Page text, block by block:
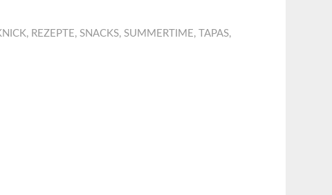
, REZEPTE, SNACKS, SUMMERTIME, TAPAS,